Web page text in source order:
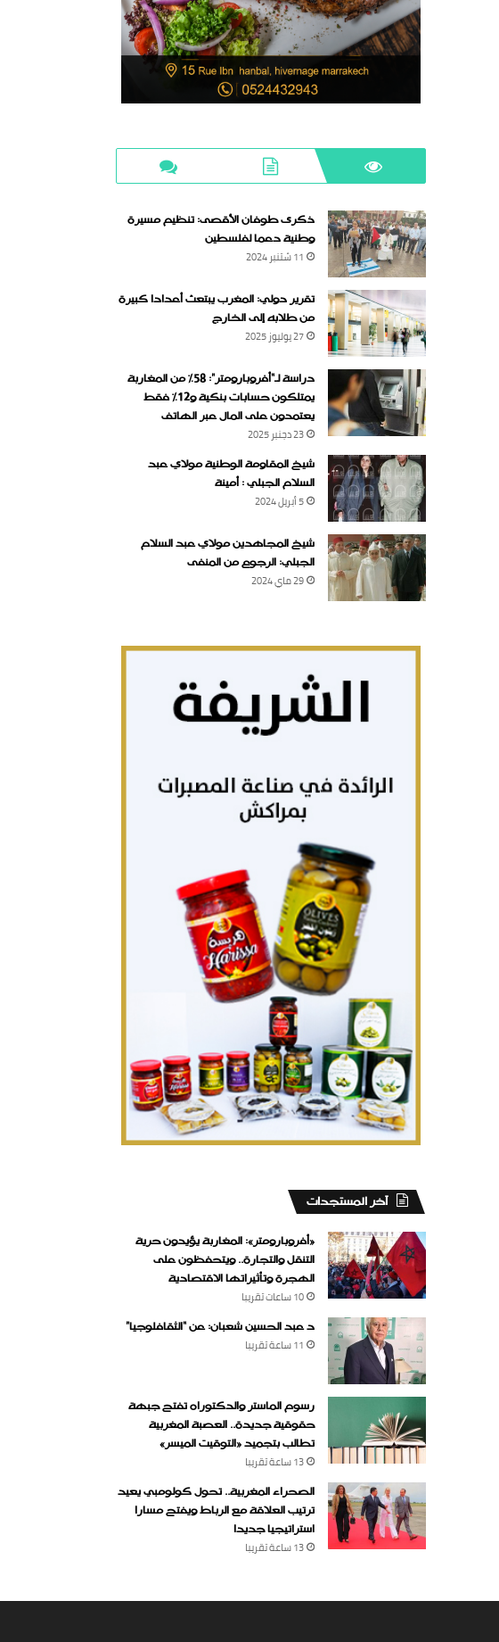
ذكرى طوفان الأقصى: تنظيم مسيرة
وطنية دعما لفلسطين
11 شتنبر 2024
تقرير دولي: المغرب يبتعث أعدادا كبيرة
من طلابه إلى الخارج
27 يوليوز 2025
دراسة لـ“أفروبارومتر”: 58٪ من المغاربة
يمتلكون حسابات بنكية و12٪ فقط
يعتمدون على المال عبر الهاتف
23 دجنبر 2025
شيخ المقاومة الوطنية مولاي عبد
السلام الجبلي : أمينة
5 أبريل 2024
شيخ المجاهدين مولاي عبد السلام
الجبلي: الرجوع من المنفى
29 ماي 2024
‏آخر المستجدات
«أفروبارومتر»: المغاربة يؤيدون حرية
التنقل والتجارة.. ويتحفظون على
الهجرة وتأثيراتها الاقتصادية
10 ساعات ‏تقريبا
د عبد الحسين شعبان: عن “الثقافلوجيا”
11 ساعة ‏تقريبا
رسوم الماستر والدكتوراه تفتح جبهة
حقوقية جديدة.. العصبة المغربية
تطالب بتجميد «التوقيت الميسر»
13 ساعة ‏تقريبا
الصحراء المغربية.. تحول كولومبي يعيد
ترتيب العلاقة مع الرباط ويفتح مسارا
استراتيجيا جديدا
13 ساعة ‏تقريبا